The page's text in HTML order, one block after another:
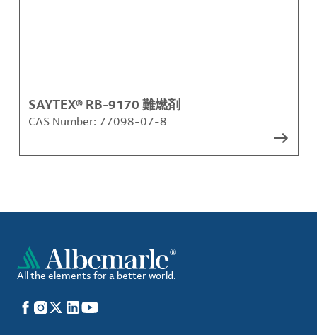
SAYTEX® RB-9170 難燃剤
CAS Number: 77098-07-8
All the elements for a better world.
Facebook
Instagram
X LinkedIn
YouTube